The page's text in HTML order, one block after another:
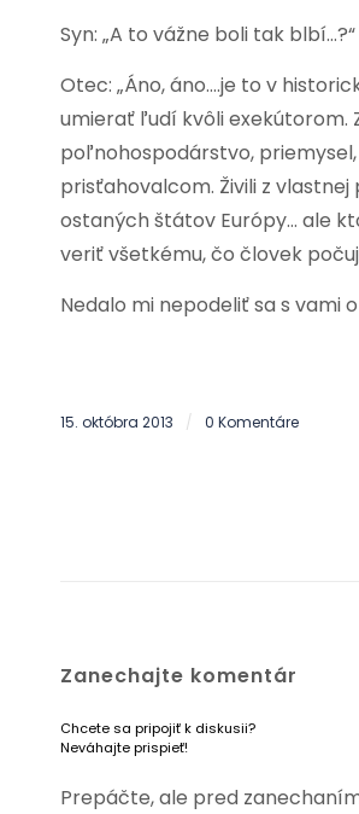
Syn: „A to vážne boli tak blbí…?“
Otec: „Áno, áno….je to v
umierať ľudí kvôli exekútorom.
poľnohospodárstvo,
prisťahovalcom. Živili z
ostaných štátov Európy… ale
veriť všetkému, čo človek
Nedalo mi nepodeliť sa s vami
15. októbra 2013 / 0 Komentáre
Zanechajte komentár
Chcete sa pripojiť k diskusii?
Neváhajte prispieť!
Prepáčte, ale pred